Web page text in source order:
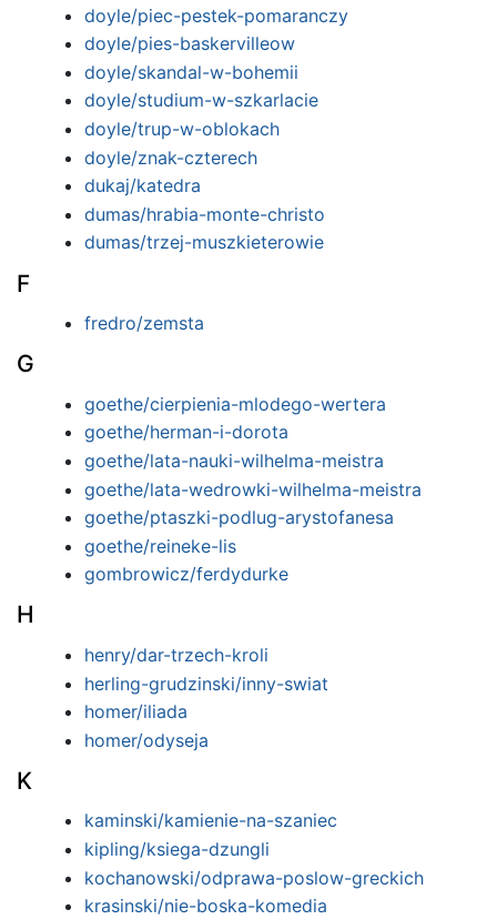
doyle/piec-pestek-pomaranczy
doyle/pies-baskervilleow
doyle/skandal-w-bohemii
doyle/studium-w-szkarlacie
doyle/trup-w-oblokach
doyle/znak-czterech
dukaj/katedra
dumas/hrabia-monte-christo
dumas/trzej-muszkieterowie
F
fredro/zemsta
G
goethe/cierpienia-mlodego-wertera
goethe/herman-i-dorota
goethe/lata-nauki-wilhelma-meistra
goethe/lata-wedrowki-wilhelma-meistra
goethe/ptaszki-podlug-arystofanesa
goethe/reineke-lis
gombrowicz/ferdydurke
H
henry/dar-trzech-kroli
herling-grudzinski/inny-swiat
homer/iliada
homer/odyseja
K
kaminski/kamienie-na-szaniec
kipling/ksiega-dzungli
kochanowski/odprawa-poslow-greckich
krasinski/nie-boska-komedia